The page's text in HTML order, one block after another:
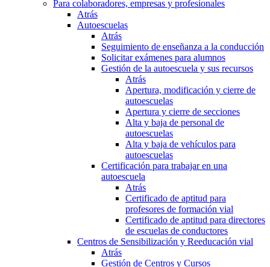
Para colaboradores, empresas y profesionales
Atrás
Autoescuelas
Atrás
Seguimiento de enseñanza a la conducción
Solicitar exámenes para alumnos
Gestión de la autoescuela y sus recursos
Atrás
Apertura, modificación y cierre de
autoescuelas
Apertura y cierre de secciones
Alta y baja de personal de
autoescuelas
Alta y baja de vehículos para
autoescuelas
Certificación para trabajar en una
autoescuela
Atrás
Certificado de aptitud para
profesores de formación vial
Certificado de aptitud para directores
de escuelas de conductores
Centros de Sensibilización y Reeducación vial
Atrás
Gestión de Centros y Cursos